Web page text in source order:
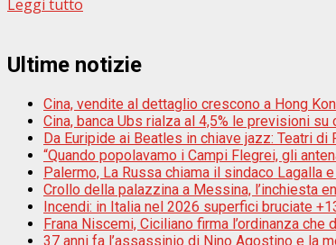
Leggi tutto
Ultime notizie
Cina, vendite al dettaglio crescono a Hong
Cina, banca Ubs rialza al 4,5% le previsioni
Da Euripide ai Beatles in chiave jazz: Teatri
“Quando popolavamo i Campi Flegrei, gli
Palermo, La Russa chiama il sindaco Lagalla
Crollo della palazzina a Messina, l’inchiesta
Incendi: in Italia nel 2026 superfici bruciate
Frana Niscemi, Ciciliano firma l’ordinanza
37 anni fa l’assassinio di Nino Agostino e la